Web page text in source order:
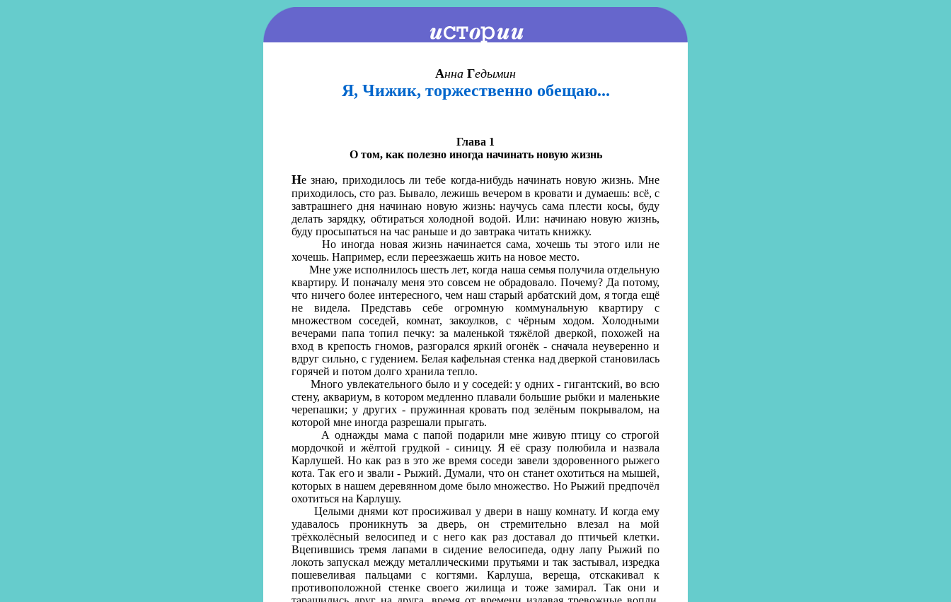
Анна Гедымин
Я, Чижик, торжественно обещаю...
Глава 1
О том, как полезно иногда начинать новую жизнь
Не знаю, приходилось ли тебе когда-нибудь начинать новую жизнь. Мне
приходилось, сто раз. Бывало, лежишь вечером в кровати и думаешь: всё, с
завтрашнего дня начинаю новую жизнь: научусь сама плести косы, буду
делать зарядку, обтираться холодной водой. Или: начинаю новую жизнь,
буду просыпаться на час раньше и до завтрака читать книжку.
Но иногда новая жизнь начинается сама, хочешь ты этого или не
хочешь. Например, если переезжаешь жить на новое место.
Мне уже исполнилось шесть лет, когда наша семья получила отдельную
квартиру. И поначалу меня это совсем не обрадовало. Почему? Да потому,
что ничего более интересного, чем наш старый арбатский дом, я тогда ещё
не видела. Представь себе огромную коммунальную квартиру с
множеством соседей, комнат, закоулков, с чёрным ходом. Холодными
вечерами папа топил печку: за маленькой тяжёлой дверкой, похожей на
вход в крепость гномов, разгорался яркий огонёк - сначала неуверенно и
вдруг сильно, с гудением. Белая кафельная стенка над дверкой становилась
горячей и потом долго хранила тепло.
Много увлекательного было и у соседей: у одних - гигантский, во всю
стену, аквариум, в котором медленно плавали большие рыбки и маленькие
черепашки; у других - пружинная кровать под зелёным покрывалом, на
которой мне иногда разрешали прыгать.
А однажды мама с папой подарили мне живую птицу со строгой
мордочкой и жёлтой грудкой - синицу. Я её сразу полюбила и назвала
Карлушей. Но как раз в это же время соседи завели здоровенного рыжего
кота. Так его и звали - Рыжий. Думали, что он станет охотиться на мышей,
которых в нашем деревянном доме было множество. Но Рыжий предпочёл
охотиться на Карлушу.
Целыми днями кот просиживал у двери в нашу комнату. И когда ему
удавалось проникнуть за дверь, он стремительно влезал на мой
трёхколёсный велосипед и с него как раз доставал до птичьей клетки.
Вцепившись тремя лапами в сидение велосипеда, одну лапу Рыжий по
локоть запускал между металлическими прутьями и так застывал, изредка
пошевеливая пальцами с когтями. Карлуша, вереща, отскакивал к
противоположной стенке своего жилища и тоже замирал. Так они и